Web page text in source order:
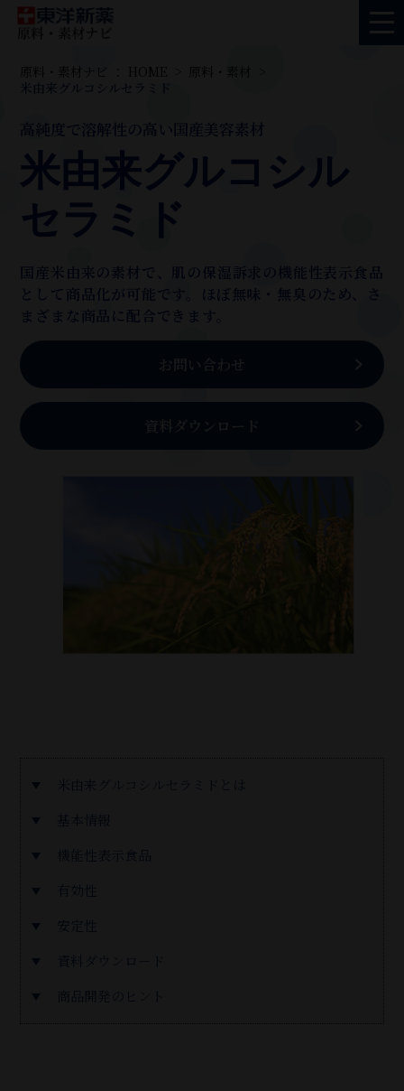
原料・素材ナビ ： HOME
原料・素材
米由来グルコシルセラミド
高純度で溶解性の高い国産美容素材
米由来グルコシル
セラミド
国産米由来の素材で、肌の保湿訴求の機能性表示食品
として商品化が可能です。ほぼ無味・無臭のため、さ
まざまな商品に配合できます。
お問い合わせ
資料ダウンロード